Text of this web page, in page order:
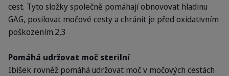
cest. Tyto složky společně pomáhají obnovovat hladinu
GAG, posilovat močové cesty a chránit je před oxidativním
poškozením.2,3
Pomáhá udržovat moč sterilní
Ibišek rovněž pomáhá udržovat moč v močových cestách